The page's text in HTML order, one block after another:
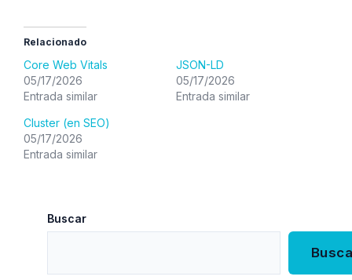
Relacionado
Core Web Vitals
05/17/2026
Entrada similar
JSON-LD
05/17/2026
Entrada similar
Cluster (en SEO)
05/17/2026
Entrada similar
Buscar